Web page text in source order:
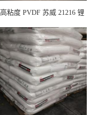
高粘度 PVDF 苏威 21216 锂